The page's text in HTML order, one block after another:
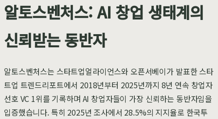
알토스벤처스: AI 창업 생태계의
신뢰받는 동반자
알토스벤처스는 스타트업얼라이언스와 오픈서베이가 발표한 스타
트업 트렌드리포트에서 2018년부터 2025년까지 8년 연속 창업자
선호 VC 1위를 기록하며 AI 창업자들이 가장 신뢰하는 동반자임을
입증했습니다. 특히 2025년 조사에서 28.5%의 지지율로 한국투